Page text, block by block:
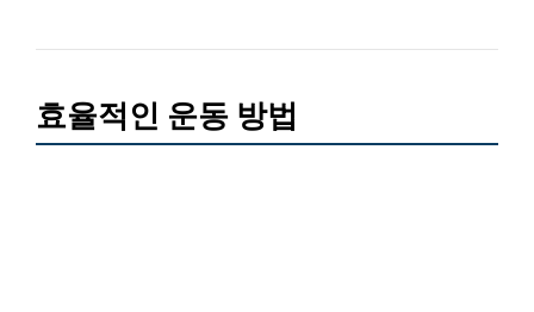
효율적인 운동 방법